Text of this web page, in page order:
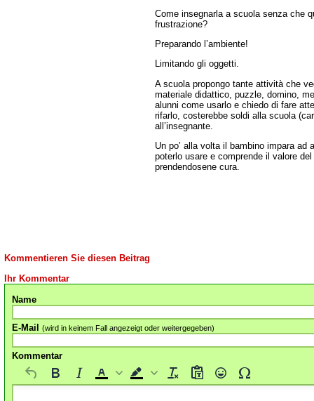
Come insegnarla a scuola senza che
frustrazione?
Preparando l’ambiente!
Limitando gli oggetti.
A scuola propongo tante attività che
materiale didattico, puzzle, domino,
alunni come usarlo e chiedo di fare
rifarlo, costerebbe soldi alla scuola
all’insegnante.
Un po’ alla volta il bambino impara ad
poterlo usare e comprende il valore
prendendosene cura.
Kommentieren Sie diesen Beitrag
Ihr Kommentar
Name
E-Mail (wird in keinem Fall angezeigt oder weitergegeben)
Kommentar